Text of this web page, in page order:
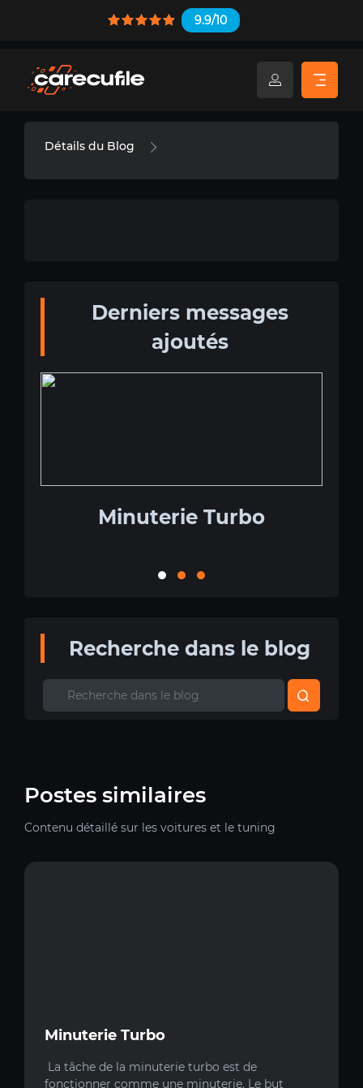
9.9/10
Détails du Blog
Derniers messages
ajoutés
Minuterie Turbo
Recherche dans le blog
Postes similaires
Contenu détaillé sur les voitures et le tuning
Minuterie Turbo
La tâche de la minuterie turbo est de
fonctionner comme une minuterie. Le but